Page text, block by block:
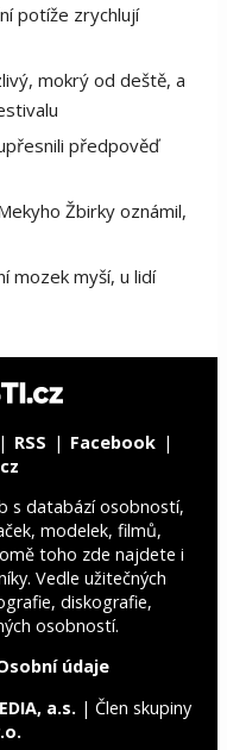
potíže zrychlují
mokrý od deště, a
předpověď
Žbirky oznámil,
mozek myší, u lidí
RSS
Facebook
s databází osobností,
modelek, filmů,
toho zde najdete i
Vedle užitečných
diskografie,
osobností.
údaje
a.s. | Člen skupiny